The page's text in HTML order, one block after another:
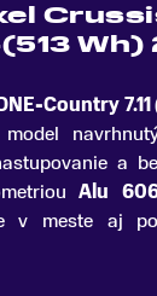
Country 7.
a
Alu
v meste aj